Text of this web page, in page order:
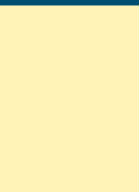
page page page page